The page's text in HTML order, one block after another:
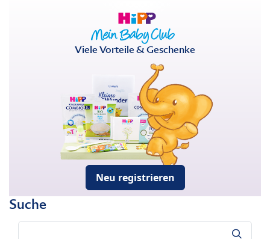
Viele Vorteile & Geschenke
Neu registrieren
Suche